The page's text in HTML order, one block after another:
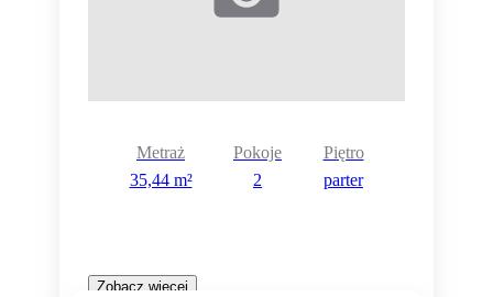
Metraż
35,44 m²
Pokoje
2
Piętro
parter
Zobacz więcej